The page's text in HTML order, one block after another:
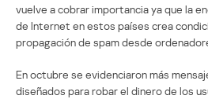
vuelve a cobrar importancia ya que la
de Internet en estos países crea
propagación de spam desde
En octubre se evidenciaron más
diseñados para robar el dinero de los